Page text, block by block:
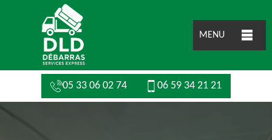
MENU
05 33 06 02 74 06 59 34 21 21